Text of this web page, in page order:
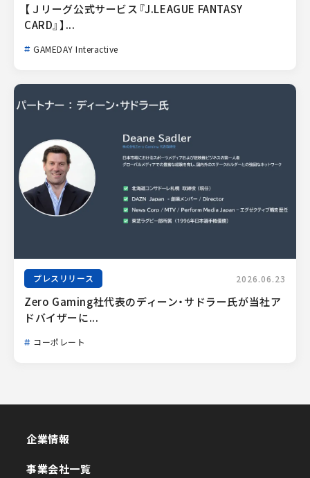
【Ｊリーグ公式サービス『J.LEAGUE FANTASY
CARD』】...
GAMEDAY Interactive
プレスリリース 2026.06.23
Zero Gaming社代表のディーン・サドラー氏が当社ア
ドバイザーに...
コーポレート
企業情報
事業会社一覧